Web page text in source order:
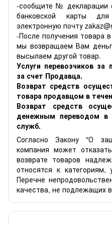
-сообщите № декларации
банковской карты
электронную почту
-После получения товара
мы возвращаем Вам
высылаем другой товар.
Услуги перевозчиков за
за счет Продавца.
Возврат средств
товара продавцом в
Возврат средств
денежным переводом в
служб.
Согласно Закону "О
компания может
возврате товаров
относятся к
Перечне
качества, не подлежащих